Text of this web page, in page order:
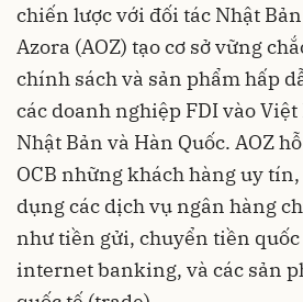
chiến lược với đối tác Nhật
Azora (AOZ) tạo cơ sở vững
chính sách và sản phẩm hấp
các doanh nghiệp FDI vào
Nhật Bản và Hàn Quốc. AOZ
OCB những khách hàng uy
dụng các dịch vụ ngân hàng
như tiền gửi, chuyển tiền quốc
internet banking, và các sản